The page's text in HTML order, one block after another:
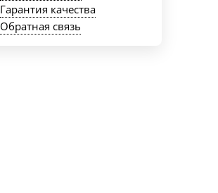
Гарантия качества
Обратная связь